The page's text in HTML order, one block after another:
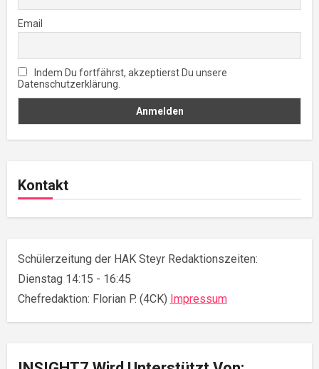
Email
Indem Du fortfährst, akzeptierst Du unsere
Datenschutzerklärung.
Kontakt
Schülerzeitung der HAK Steyr Redaktionszeiten:
Dienstag 14:15 - 16:45
Chefredaktion: Florian P. (4CK) Impressum